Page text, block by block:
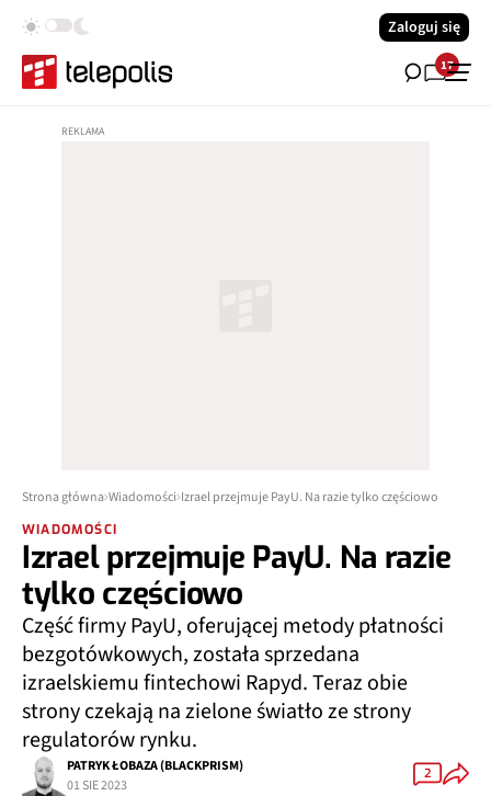
Zaloguj się
17
Strona główna Wiadomości Izrael przejmuje PayU. Na razie tylko częściowo
WIADOMOŚCI
Izrael przejmuje PayU. Na razie
tylko częściowo
Część firmy PayU, oferującej metody płatności
bezgotówkowych, została sprzedana
izraelskiemu fintechowi Rapyd. Teraz obie
strony czekają na zielone światło ze strony
regulatorów rynku.
PATRYK ŁOBAZA (BLACKPRISM)
01 SIE 2023
2